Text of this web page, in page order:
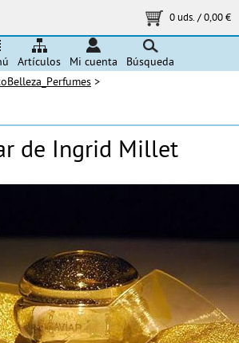
0 uds./0,00 €
Artículos Mi cuenta Búsqueda
>
de Ingrid Millet